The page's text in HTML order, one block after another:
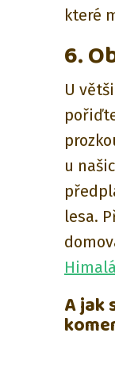
které
6.
U
u
lesa.
A jak